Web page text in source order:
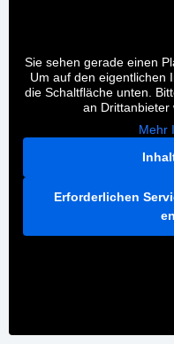
Sie sehen gerade einen
Um auf den eigentlichen
die Schaltfläche unten.
an Drittanbieter
Mehr
Erforderlichen